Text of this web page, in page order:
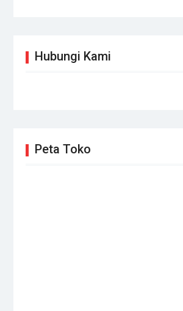
Hubungi Kami
Peta Toko